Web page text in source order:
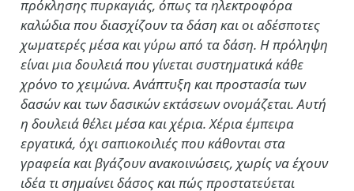
πρόκλησης πυρκαγιάς, όπως τα ηλεκτροφόρα
καλώδια που διασχίζουν τα δάση και οι αδέσποτες
χωματερές μέσα και γύρω από τα δάση. Η πρόληψη
είναι μια δουλειά που γίνεται συστηματικά κάθε
χρόνο το χειμώνα. Ανάπτυξη και προστασία των
δασών και των δασικών εκτάσεων ονομάζεται. Αυτή
η δουλειά θέλει μέσα και χέρια. Χέρια έμπειρα
εργατικά, όχι σαπιοκοιλιές που κάθονται στα
γραφεία και βγάζουν ανακοινώσεις, χωρίς να έχουν
ιδέα τι σημαίνει δάσος και πώς προστατεύεται